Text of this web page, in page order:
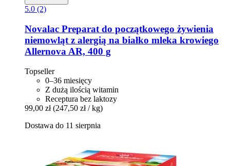
5.0 (2)
Novalac Preparat do początkowego żywienia
niemowląt z alergią na białko mleka krowiego
Allernova AR, 400 g
Topseller
0–36 miesięcy
Z dużą ilością witamin
Receptura bez laktozy
99,00 zł (247,50 zł / kg)
Dostawa do 11 sierpnia